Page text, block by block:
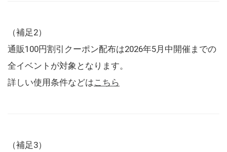
（補足2）
通販100円割引クーポン配布は2026年5月中開催までの
全イベントが対象となります。
詳しい使用条件などはこちら
（補足3）